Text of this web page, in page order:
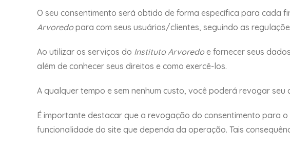
O seu consentimento será obtido de forma específica para cada
Arvoredopara com seus usuários/clientes, seguindo as
Ao utilizar os serviços do Instituto Arvoredoe fornecer seus
além de conhecer seus direitos e como exercê-los.
A qualquer tempo e sem nenhum custo, você poderá revogar seu
É importante destacar que a revogação do consentimento para
funcionalidade do site que dependa da operação. Tais